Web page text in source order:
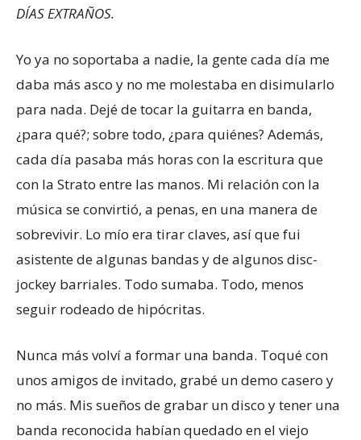
DÍAS EXTRAÑOS.
Yo ya no soportaba a nadie, la gente cada día me
daba más asco y no me molestaba en disimularlo
para nada. Dejé de tocar la guitarra en banda,
¿para qué?; sobre todo, ¿para quiénes? Además,
cada día pasaba más horas con la escritura que
con la Strato entre las manos. Mi relación con la
música se convirtió, a penas, en una manera de
sobrevivir. Lo mío era tirar claves, así que fui
asistente de algunas bandas y de algunos disc-
jockey barriales. Todo sumaba. Todo, menos
seguir rodeado de hipócritas.
Nunca más volví a formar una banda. Toqué con
unos amigos de invitado, grabé un demo casero y
no más. Mis sueños de grabar un disco y tener una
banda reconocida habían quedado en el viejo